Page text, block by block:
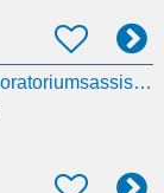
Medizinisch-technischer Laboratoriumsassistent (MTLA) (m/w/d)